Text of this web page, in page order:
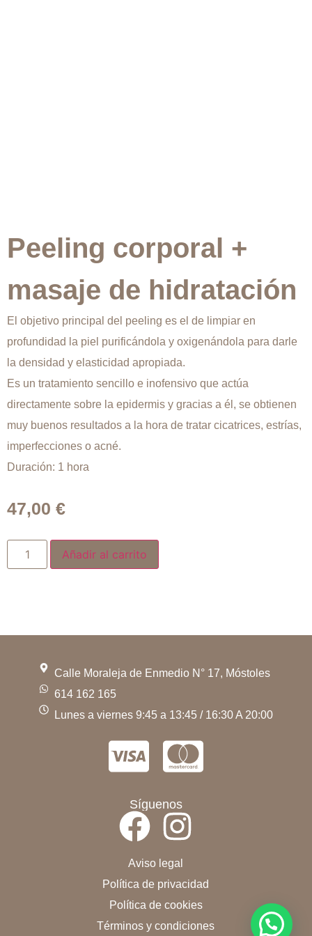
Peeling corporal +
masaje de hidratación
El objetivo principal del peeling es el de limpiar en
profundidad la piel purificándola y oxigenándola para darle
la densidad y elasticidad apropiada.
Es un tratamiento sencillo e inofensivo que actúa
directamente sobre la epidermis y gracias a él, se obtienen
muy buenos resultados a la hora de tratar cicatrices, estrías,
imperfecciones o acné.
Duración: 1 hora
47,00 €
Añadir al carrito
Calle Moraleja de Enmedio N° 17, Móstoles
614 162 165
Lunes a viernes 9:45 a 13:45 / 16:30 A 20:00
Aviso legal
Política de privacidad
Política de cookies
Términos y condiciones
Síguenos